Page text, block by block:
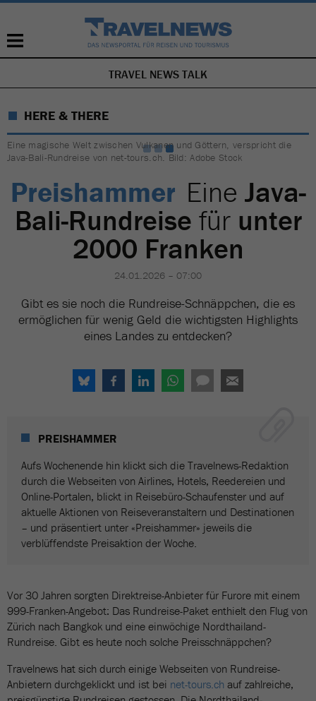
NAVIGATION
ÜBERSPRINGEN
TRAVEL NEWS TALK
HERE & THERE
Eine magische Welt zwischen Vulkanen und Göttern, verspricht die
Java-Bali-Rundreise von net-tours.ch. Bild: Adobe Stock
Preishammer Eine Java-
Bali-Rundreise für unter
2000 Franken
24.01.2026 – 07:00
Gibt es sie noch die Rundreise-Schnäppchen, die es
ermöglichen für wenig Geld die wichtigsten Highlights
eines Landes zu entdecken?
PREISHAMMER
Aufs Wochenende hin klickt sich die Travelnews-Redaktion
durch die Webseiten von Airlines, Hotels, Reedereien und
Online-Portalen, blickt in Reisebüro-Schaufenster und auf
aktuelle Aktionen von Reiseveranstaltern und Destinationen
– und präsentiert unter «Preishammer» jeweils die
verblüffendste Preisaktion der Woche.
Vor 30 Jahren sorgten Direktreise-Anbieter für Furore mit einem
999-Franken-Angebot: Das Rundreise-Paket enthielt den Flug von
Zürich nach Bangkok und eine einwöchige Nordthailand-
Rundreise. Gibt es heute noch solche Preisschnäppchen?
Travelnews hat sich durch einige Webseiten von Rundreise-
Anbietern durchgeklickt und ist bei net-tours.ch auf zahlreiche,